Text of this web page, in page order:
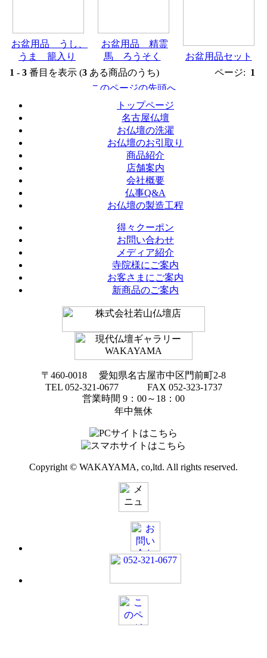
お盆用品 うし、
うま 籠入り
お盆用品 精霊
馬 ろうそく
お盆用品セット
1 - 3 番目を表示 (3 ある商品のうち) ページ: 1
トップページ
名古屋仏壇
お仏壇の洗濯
お仏壇のお引取り
商品紹介
店舗案内
会社概要
仏事Q&A
お仏壇の製造工程
得々クーポン
お問い合わせ
メディア紹介
寺院様にご案内
お客さまにご案内
新商品のご案内
〒460-0018 愛知県名古屋市中区門前町2-8
TEL 052-321-0677 FAX 052-323-1737
営業時間 9：00～18：00
年中無休
Copyright © WAKAYAMA, co,ltd. All rights reserved.